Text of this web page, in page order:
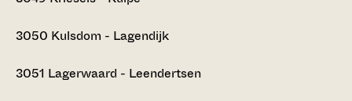
3050 Kulsdom - Lagendijk
3051 Lagerwaard - Leendertsen